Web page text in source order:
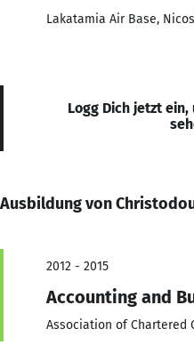
Lakatamia Air Base,
Logg Dich jetzt
Ausbildung von
2012 - 2015
Accounting and
Association of Chartered